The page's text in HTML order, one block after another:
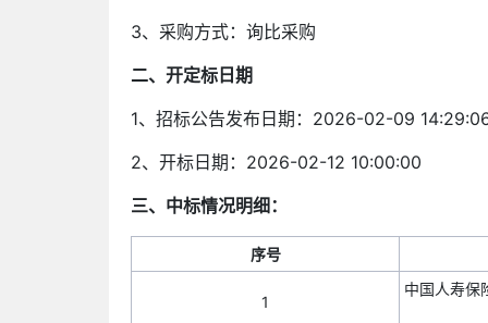
3、采购方式：询比采购
二、开定标日期
1、招标公告发布日期：2026-02-09
2、开标日期：2026-02-12 10:00:00
三、中标情况明细：
序号
1
中国人寿保